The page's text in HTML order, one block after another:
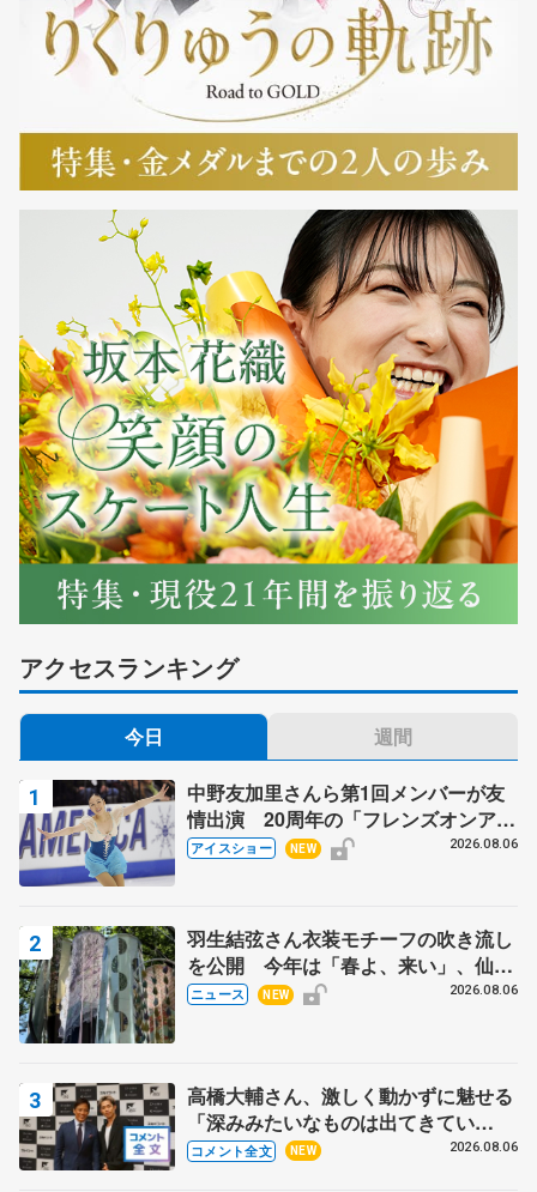
アクセスランキング
今日 週間
中野友加里さんら第1回メンバーが友
情出演 20周年の「フレンズオンアイ
ス」 宮本賢二さん、有川梨絵さん、
アイスショー NEW 2026.08.06
羽生結弦さん衣装モチーフの吹き流し
を公開 今年は「春よ、来い」、仙台
の瑞鳳殿
ニュース NEW 2026.08.06
高橋大輔さん、激しく動かずに魅せる
「深みみたいなものは出てきてい
る？」 〝兄さん〟と慕うレジェンド
コメント全文 NEW 2026.08.06